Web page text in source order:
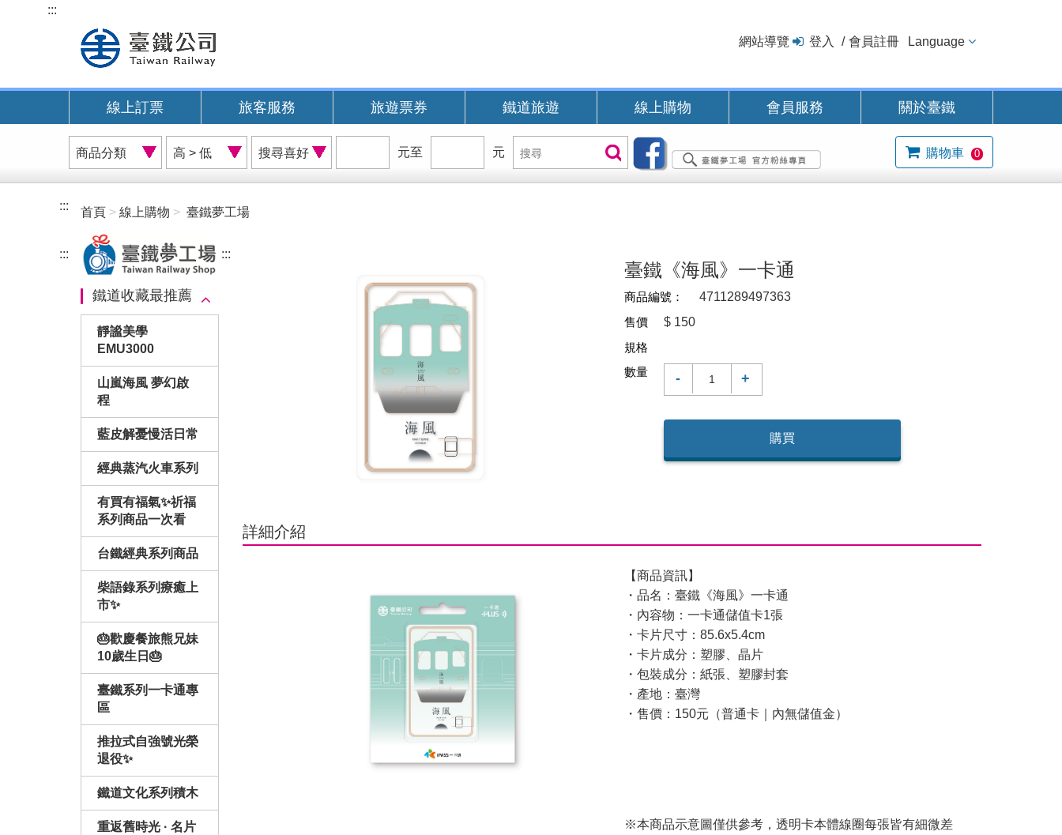
內
:::
網站導覽 登入 會員註冊 Language
線上訂票 旅客服務 旅遊票券 鐵道旅遊 線上購物 會員服務 關於臺鐵
商
品
分
價
格
排
搜
尋
喜
位
元至
位
元
搜
尋
搜尋 購物車 0
::: 首頁 線上購物 臺鐵夢工場
:::
鐵道收藏最推薦
靜謐美學
EMU3000
山嵐海風 夢幻啟
程
藍皮解憂慢活日常
經典蒸汽火車系列
有買有福氣✨祈福
系列商品一次看
台鐵經典系列商品
柴語錄系列療癒上
市✨
🎂歡慶餐旅熊兄妹
10歲生日🎂
臺鐵系列一卡通專
區
推拉式自強號光榮
退役✨
鐵道文化系列積木
重返舊時光 · 名片
:::
臺鐵《海風》一卡通
商品編號：
4711289497363
售價
$ 150
規格
數量
- +
購買
詳細介紹
【商品資訊】
・品名：臺鐵《海風》一卡通
・內容物：一卡通儲值卡1張
・卡片尺寸：85.6x5.4cm
・卡片成分：塑膠、晶片
・包裝成分：紙張、塑膠封套
・產地：臺灣
・售價：150元（普通卡｜內無儲值金）
※本商品示意圖僅供參考，透明卡本體線圈每張皆有細微差